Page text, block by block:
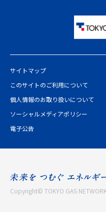
サイトマップ
このサイトのご利用について
個人情報のお取り扱いについて
ソーシャルメディアポリシー
電子公告
Copyright© TOKYO GAS